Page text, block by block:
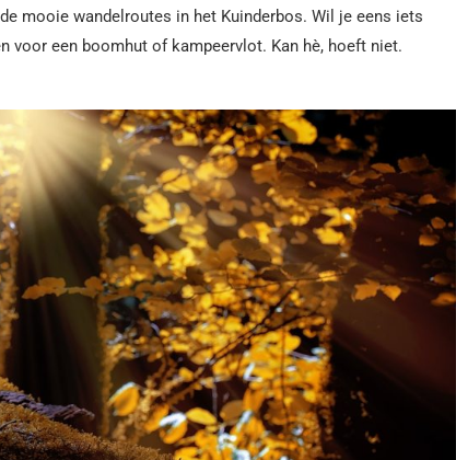
mooie wandelroutes in het Kuinderbos. Wil je eens iets
voor een boomhut of kampeervlot. Kan hè, hoeft niet.